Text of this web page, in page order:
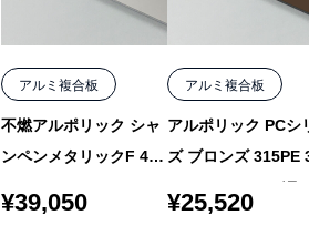
アルミ複合板
不燃アルポリック シャ
ンペンメタリックF 403
50 バラ
¥39,050
アルミ複合板
アルポリック PCシ
ズ ブロンズ 315PE
m 1000×2000 バラ
¥25,520